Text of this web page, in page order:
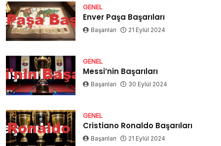
GENEL
Enver Paşa Başarıları
Başarıları 21 Eylül 2024
GENEL
Messi’nin Başarıları
Başarıları 30 Eylül 2024
GENEL
Cristiano Ronaldo Başarıları
Başarıları 21 Eylül 2024